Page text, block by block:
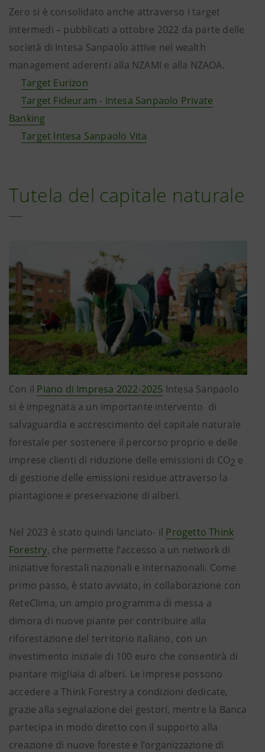
Zero si è consolidato anche attraverso i target
intermedi – pubblicati a ottobre 2022 da parte delle
società di Intesa Sanpaolo attive nel wealth
management aderenti alla NZAMI e alla NZAOA.
Target Eurizon
Target Fideuram - Intesa Sanpaolo Private
Banking
Target Intesa Sanpaolo Vita
Tutela del capitale naturale
Con il Piano di Impresa 2022-2025 Intesa Sanpaolo
si è impegnata a un importante intervento di
salvaguardia e accrescimento del capitale naturale
forestale per sostenere il percorso proprio e delle
imprese clienti di riduzione delle emissioni di CO2 e
di gestione delle emissioni residue attraverso la
piantagione e preservazione di alberi.
Nel 2023 è stato quindi lanciato- il Progetto Think
Forestry, che permette l’accesso a un network di
iniziative forestali nazionali e internazionali. Come
primo passo, è stato avviato, in collaborazione con
ReteClima, un ampio programma di messa a
dimora di nuove piante per contribuire alla
riforestazione del territorio italiano, con un
investimento iniziale di 100 euro che consentirà di
piantare migliaia di alberi. Le imprese possono
accedere a Think Forestry a condizioni dedicate,
grazie alla segnalazione dei gestori, mentre la Banca
partecipa in modo diretto con il supporto alla
creazione di nuove foreste e l’organizzazione di